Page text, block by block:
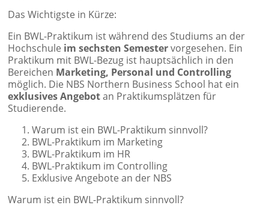
Das Wichtigste in Kürze:
Ein BWL-Praktikum ist während des Studiums an der
Hochschule im sechsten Semestervorgesehen. Ein
Praktikum mit BWL-Bezug ist hauptsächlich in den
Bereichen Marketing, Personal und Controlling
möglich. Die NBS Northern Business School hat ein
exklusives Angebotan Praktikumsplätzen für
Studierende.
Warum ist ein BWL-Praktikum sinnvoll?
BWL-Praktikum im Marketing
BWL-Praktikum im HR
BWL-Praktikum im Controlling
Exklusive Angebote an der NBS
Warum ist ein BWL-Praktikum sinnvoll?